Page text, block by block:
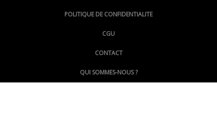
@LePoingMontpellier
POLITIQUE DE CONFIDENTIALITE
CGU
CONTACT
QUI SOMMES-NOUS ?